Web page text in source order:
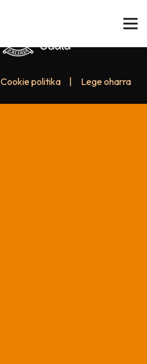
Cookie politika Lege oharra